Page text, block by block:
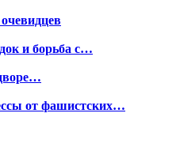
и борьба с…
от фашистских…